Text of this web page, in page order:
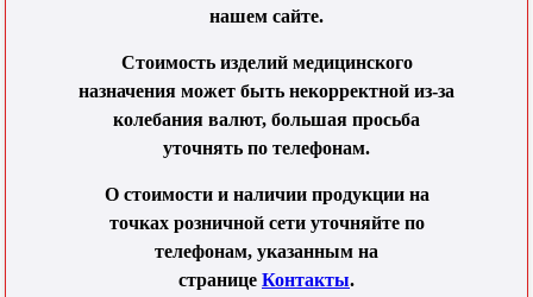
нашем сайте.
Стоимость изделий медицинского
назначения может быть некорректной из-за
колебания валют, большая просьба
уточнять по телефонам.
О стоимости и наличии продукции на
точках розничной сети уточняйте по
телефонам, указанным на
странице Контакты.